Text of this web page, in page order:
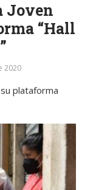
Joven
“Hall
2020
plataforma